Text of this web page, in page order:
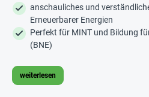
anschauliches und
Erneuerbarer Energien
Perfekt für MINT und Bildung
(BNE)
weiterlesen